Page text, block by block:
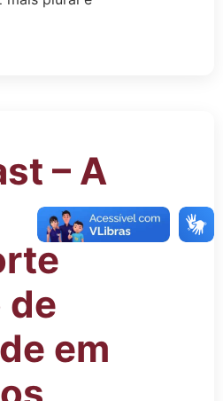
– A
de
em